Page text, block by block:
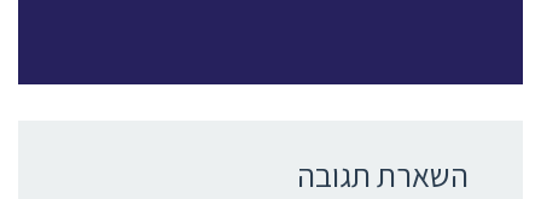
השארת תגובה